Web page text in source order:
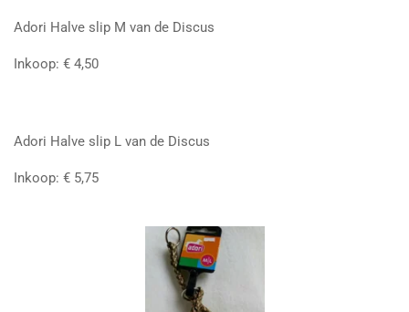
Adori Halve slip M van de Discus
Inkoop: € 4,50
Adori Halve slip L van de Discus
Inkoop: € 5,75